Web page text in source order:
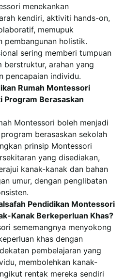
menekankan
kendiri, aktiviti hands-on,
memupuk
pembangunan holistik.
sering memberi tumpuan
berstruktur, arahan yang
pencapaian individu.
Rumah Montessori
Program Berasaskan
Montessori boleh menjadi
berasaskan sekolah
prinsip Montessori
yang disediakan,
kanak-kanak dan bahan
umur, dengan penglibatan
Pendidikan Montessori
Kanak Berkeperluan Khas?
sememangnya menyokong
khas dengan
pembelajaran yang
membolehkan kanak-
rentak mereka sendiri